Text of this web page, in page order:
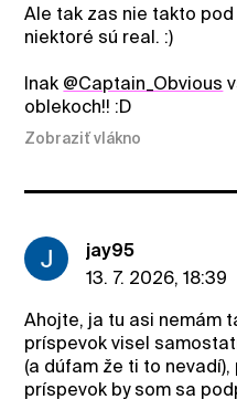
Ale tak zas nie takto
niektoré sú real. :)
Inak @Captain_Obvious
oblekoch!! :D
Zobraziť vlákno
jay95
13. 7. 2026, 18:39
Ahojte, ja tu asi nemám
príspevok visel
(a dúfam že ti to
príspevok by som sa